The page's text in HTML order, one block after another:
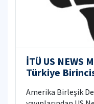
İTÜ US NEWS
Türkiye
Amerika Birleşik